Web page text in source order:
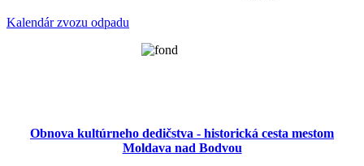
Kalendár zvozu odpadu
Obnova kultúrneho dedičstva - historická cesta mestom
Moldava nad Bodvou